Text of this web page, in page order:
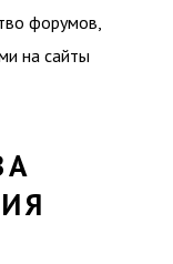
форумов,
на сайты